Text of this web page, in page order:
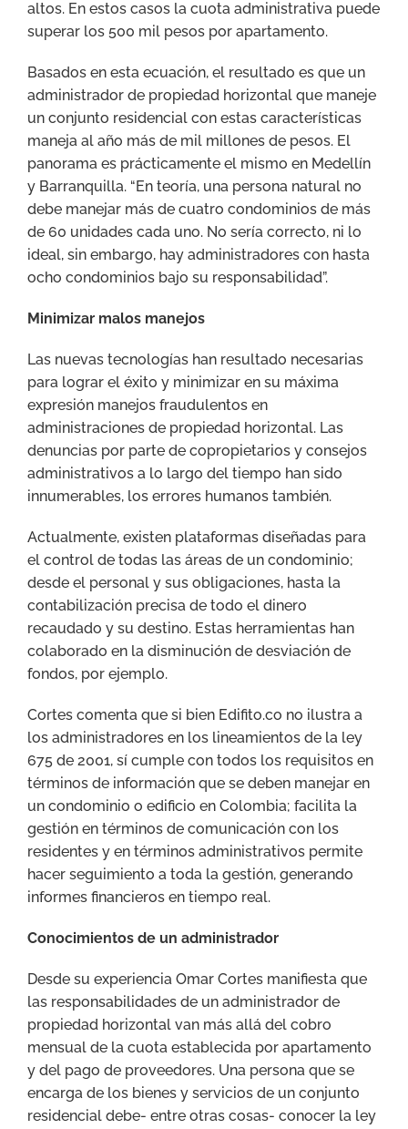
altos. En estos casos la cuota administrativa puede
superar los 500 mil pesos por apartamento.
Basados en esta ecuación, el resultado es que un
administrador de propiedad horizontal que maneje
un conjunto residencial con estas características
maneja al año más de mil millones de pesos. El
panorama es prácticamente el mismo en Medellín
y Barranquilla. “En teoría, una persona natural no
debe manejar más de cuatro condominios de más
de 60 unidades cada uno. No sería correcto, ni lo
ideal, sin embargo, hay administradores con hasta
ocho condominios bajo su responsabilidad”.
Minimizar malos manejos
Las nuevas tecnologías han resultado necesarias
para lograr el éxito y minimizar en su máxima
expresión manejos fraudulentos en
administraciones de propiedad horizontal. Las
denuncias por parte de copropietarios y consejos
administrativos a lo largo del tiempo han sido
innumerables, los errores humanos también.
Actualmente, existen plataformas diseñadas para
el control de todas las áreas de un condominio;
desde el personal y sus obligaciones, hasta la
contabilización precisa de todo el dinero
recaudado y su destino. Estas herramientas han
colaborado en la disminución de desviación de
fondos, por ejemplo.
Cortes comenta que si bien Edifito.co no ilustra a
los administradores en los lineamientos de la ley
675 de 2001, sí cumple con todos los requisitos en
términos de información que se deben manejar en
un condominio o edificio en Colombia; facilita la
gestión en términos de comunicación con los
residentes y en términos administrativos permite
hacer seguimiento a toda la gestión, generando
informes financieros en tiempo real.
Conocimientos de un administrador
Desde su experiencia Omar Cortes manifiesta que
las responsabilidades de un administrador de
propiedad horizontal van más allá del cobro
mensual de la cuota establecida por apartamento
y del pago de proveedores. Una persona que se
encarga de los bienes y servicios de un conjunto
residencial debe- entre otras cosas- conocer la ley